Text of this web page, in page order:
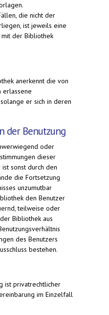
die nicht der
ist jeweils eine
der Bibliothek
anerkennt die von
erlassene
er sich in deren
der Benutzung
oder
dieser
sonst durch den
die Fortsetzung
unzumutbar
den Benutzer
teilweise oder
Bibliothek aus
des Benutzers
bestehen.
ist privatrechtlicher
im Einzelfall